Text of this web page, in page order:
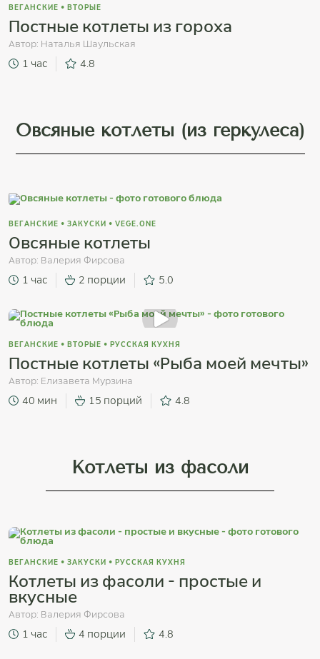
ВЕГАНСКИЕ • ВТОРЫЕ
Постные котлеты из гороха
Автор: Наталья Шаульская
1 час 4.8
Овсяные котлеты (из геркулеса)
ВЕГАНСКИЕ • ЗАКУСКИ • VEGE.ONE
Овсяные котлеты
Автор: Валерия Фирсова
1 час 2 порции 5.0
ВЕГАНСКИЕ • ВТОРЫЕ • РУССКАЯ КУХНЯ
Постные котлеты «Рыба моей мечты»
Автор: Елизавета Мурзина
40 мин 15 порций 4.8
Котлеты из фасоли
ВЕГАНСКИЕ • ЗАКУСКИ • РУССКАЯ КУХНЯ
Котлеты из фасоли - простые и
вкусные
Автор: Валерия Фирсова
1 час 4 порции 4.8